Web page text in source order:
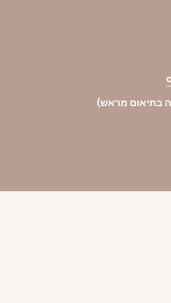
בתיאום מראש)